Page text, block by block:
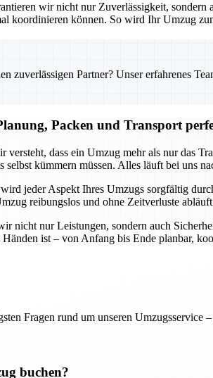
wir nicht nur Zuverlässigkeit,
koordinieren können. So wird Ihr Umzug
zuverlässigen Partner? Unser erfahrenes
Packen und Transport
versteht, dass ein Umzug mehr als nur das
selbst kümmern müssen. Alles läuft bei uns
jeder Aspekt Ihres Umzugs sorgfältig
reibungslos und ohne Zeitverluste
nicht nur Leistungen, sondern auch
ist – von Anfang bis Ende planbar,
Fragen rund um unseren Umzugsservice
buchen?